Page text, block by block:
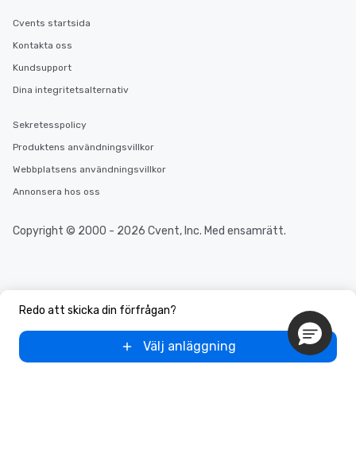
Redo att skicka din förfrågan?
Välj anläggning
Cvents startsida
Kontakta oss
Kundsupport
Dina integritetsalternativ
Sekretesspolicy
Produktens användningsvillkor
Webbplatsens användningsvillkor
Annonsera hos oss
Copyright © 2000 - 2026 Cvent, Inc. Med ensamrätt.